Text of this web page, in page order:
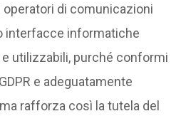
di comunicazioni
interfacce informatiche
utilizzabili, purché conformi
e adeguatamente
rafforza così la tutela del